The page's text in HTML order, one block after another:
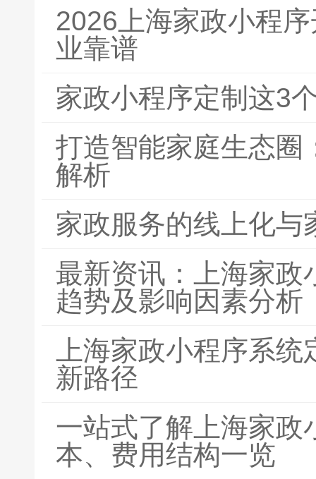
2026上海家政小程
业靠谱
家政小程序定制这3
打造智能家庭生态圈
解析
家政服务的线上化与
最新资讯：上海家政
趋势及影响因素分析
上海家政小程序系
新路径
一站式了解上海家政
本、费用结构一览